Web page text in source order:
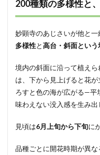
9.2
お越
しの
方
公式
指定
駐車
（無
10
をも
200種類の多様性と
妙顕寺のあじさいが他と一
多様性と高台・斜面という
境内の斜面に沿って植え
は、下から見上げると花
ろすと色の海が広がる—平
味わえない没入感を生み出
見頃は6月上旬から下旬に
品種ごとに開花時期が異